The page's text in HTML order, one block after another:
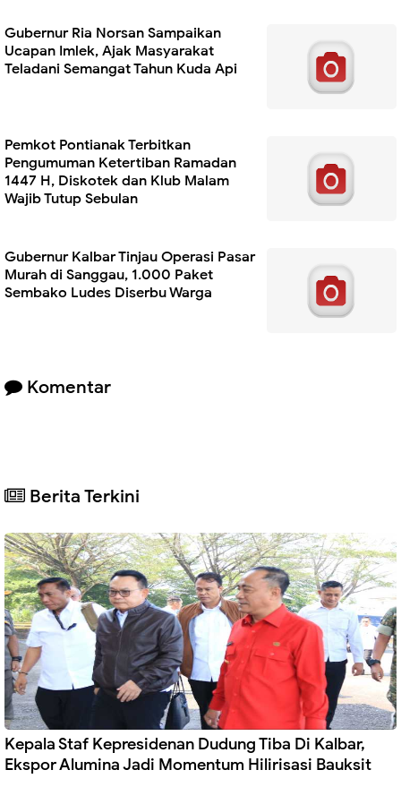
Gubernur Ria Norsan Sampaikan
Ucapan Imlek, Ajak Masyarakat
Teladani Semangat Tahun Kuda Api
Pemkot Pontianak Terbitkan
Pengumuman Ketertiban Ramadan
1447 H, Diskotek dan Klub Malam
Wajib Tutup Sebulan
Gubernur Kalbar Tinjau Operasi Pasar
Murah di Sanggau, 1.000 Paket
Sembako Ludes Diserbu Warga
Komentar
Berita Terkini
Kepala Staf Kepresidenan Dudung Tiba Di Kalbar,
Ekspor Alumina Jadi Momentum Hilirisasi Bauksit